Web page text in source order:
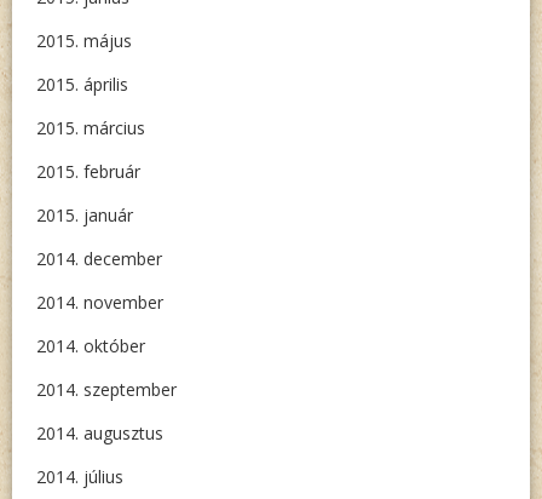
2015. május
2015. április
2015. március
2015. február
2015. január
2014. december
2014. november
2014. október
2014. szeptember
2014. augusztus
2014. július